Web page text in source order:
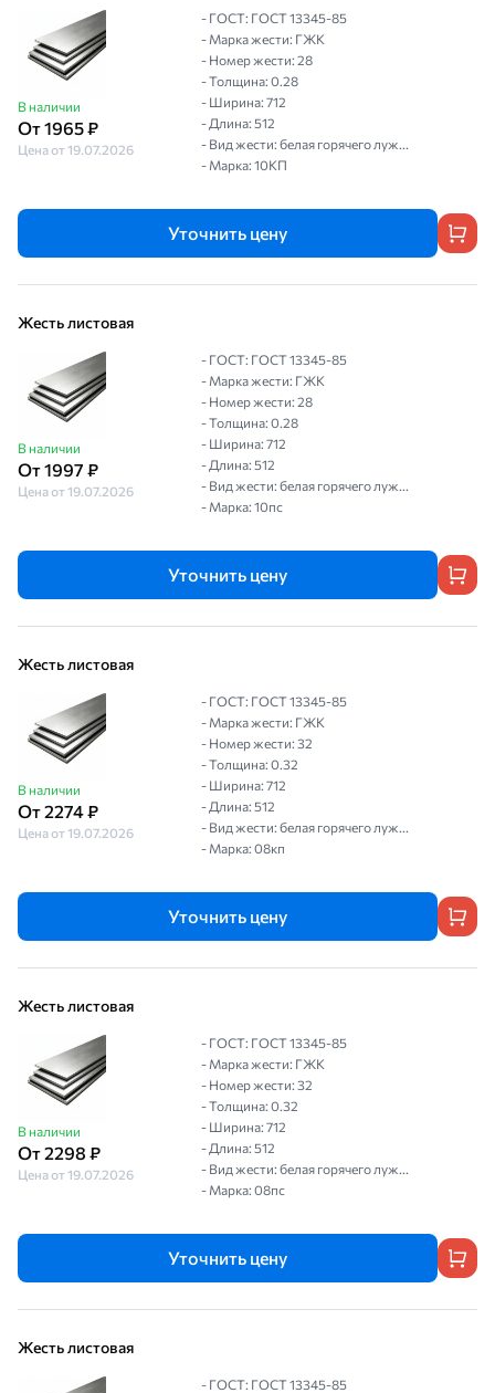
В наличии
От 1965 ₽
Цена от 19.07.2026
- ГОСТ: ГОСТ 13345-85
- Марка жести: ГЖК
- Номер жести: 28
- Толщина: 0.28
- Ширина: 712
- Длина: 512
- Вид жести: белая горячего луж...
- Марка: 10КП
Уточнить цену
Жесть листовая
В наличии
От 1997 ₽
Цена от 19.07.2026
- ГОСТ: ГОСТ 13345-85
- Марка жести: ГЖК
- Номер жести: 28
- Толщина: 0.28
- Ширина: 712
- Длина: 512
- Вид жести: белая горячего луж...
- Марка: 10пс
Уточнить цену
Жесть листовая
В наличии
От 2274 ₽
Цена от 19.07.2026
- ГОСТ: ГОСТ 13345-85
- Марка жести: ГЖК
- Номер жести: 32
- Толщина: 0.32
- Ширина: 712
- Длина: 512
- Вид жести: белая горячего луж...
- Марка: 08кп
Уточнить цену
Жесть листовая
В наличии
От 2298 ₽
Цена от 19.07.2026
- ГОСТ: ГОСТ 13345-85
- Марка жести: ГЖК
- Номер жести: 32
- Толщина: 0.32
- Ширина: 712
- Длина: 512
- Вид жести: белая горячего луж...
- Марка: 08пс
Уточнить цену
Жесть листовая
- ГОСТ: ГОСТ 13345-85